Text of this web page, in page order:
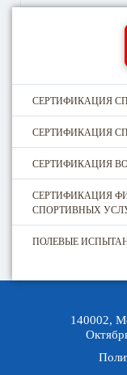
СЕРТИФИКАЦИЯ
СЕРТИФИКАЦИЯ
СЕРТИФИКАЦИЯ
СЕРТИФИКАЦИЯ
СПОРТИВНЫХ
ПОЛЕВЫЕ
140002,